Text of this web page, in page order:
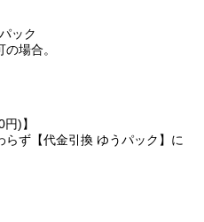
ック
場合。
)】
ず【代金引換 ゆうパック】に